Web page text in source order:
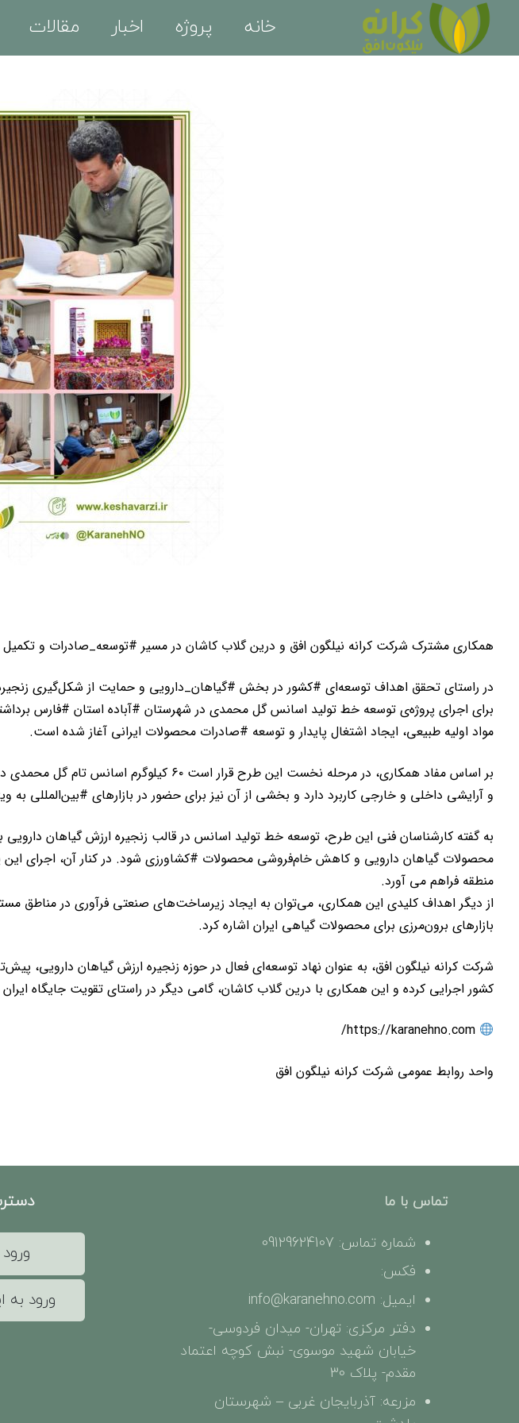
خانه پروژه اخبار مقالات
همکاری مشترک شرکت کرانه نیلگون افق و درین گلاب کاشان در مسیر #توسعه_صادرات و تکمیل
در راستای تحقق اهداف توسعه‌ای #کشور در بخش #گیاهان_دارویی و حمایت از شکل‌گیری
برای اجرای پروژه‌ی توسعه خط تولید اسانس گل محمدی در شهرستان #آباده استان #فارس
مواد اولیه طبیعی، ایجاد اشتغال پایدار و توسعه #صادرات محصولات ایرانی آغاز شده است.
بر اساس مفاد همکاری، در مرحله نخست این
و آرایشی داخلی و خارجی کاربرد دارد و بخشی از آن نیز برای حضور در بازارهای #بين‌المللی به
به گفته کارشناسان فنی این طرح، توسعه خط تولید اسانس در قالب زنجیره ارزش گیاهان
منطقه فراهم می آورد.
از دیگر اهداف کلیدی این همکاری، می‌توان به ایجاد زیرساخت‌های صنعتی فرآوری در
بازارهای برون‌مرزی برای محصولات گیاهی ایران اشاره کرد.
شرکت کرانه نیلگون افق، به عنوان نهاد توسعه‌ای فعال در حوزه زنجیره ارزش گیاهان دارویی،
کشور اجرایی کرده و این همکاری با درین گلاب کاشان، گامی دیگر در راستای تقویت جایگاه
https://karanehno.com/
واحد روابط عمومی شرکت کرانه نیلگون افق
تماس با ما
شماره تماس: 09129624107
فکس:
ایمیل: info@karanehno.com
دفتر مرکزی: تهران- میدان فردوسی-
خیابان شهید موسوی- نبش کوچه اعتماد
مقدم- پلاک 30
مزرعه: آذربایجان غربی – شهرستان
ورود به